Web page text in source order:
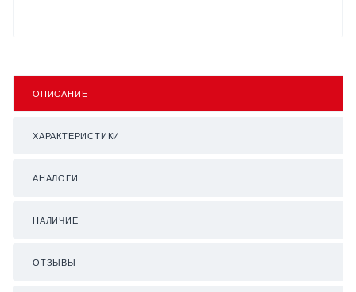
ОПИСАНИЕ
ХАРАКТЕРИСТИКИ
АНАЛОГИ
НАЛИЧИЕ
ОТЗЫВЫ